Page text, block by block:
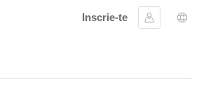
Inscrie-te
Conectare